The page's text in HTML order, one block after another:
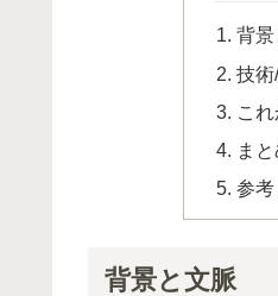
背
技
こ
ま
参考
背景と文脈